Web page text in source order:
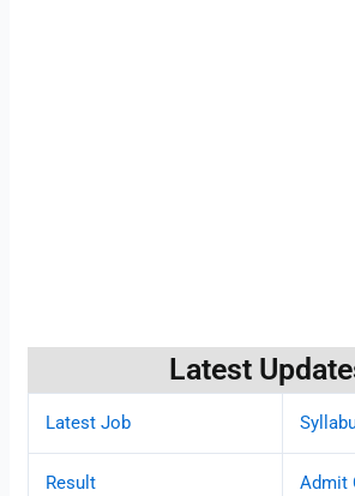
Latest
Latest Job
Result Admit